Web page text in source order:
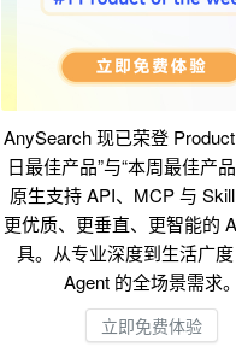
AnySearch 现已荣登
日最佳产品”与“本周最佳产品
原生支持 API、MCP 与 Skill
更优质、更垂直、更智能的
具。从专业深度到生活广
Agent 的全场景需求。
立即免费体验